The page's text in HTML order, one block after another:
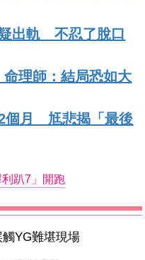
出軌 不忍了脫口
理師：結局恐如大
個月 尪悲揭「最後
趴7」開跑
YG難堪現場